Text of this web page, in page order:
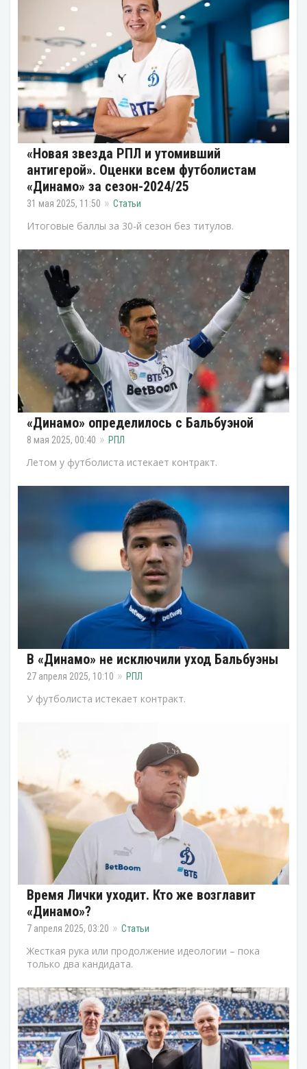
«Новая звезда РПЛ и утомивший
антигерой». Оценки всем футболистам
«Динамо» за сезон-2024/25
31 мая 2025, 11:50 Статьи
Итоговые баллы за 30-й сезон без титулов.
«Динамо» определилось с Бальбуэной
8 мая 2025, 00:40 РПЛ
Летом у футболиста истекает контракт.
В «Динамо» не исключили уход Бальбуэны
27 апреля 2025, 10:10 РПЛ
У футболиста истекает контракт.
Время Лички уходит. Кто же возглавит
«Динамо»?
7 апреля 2025, 03:20 Статьи
Жесткая рука или продолжение идеологии – пока
только два кандидата.